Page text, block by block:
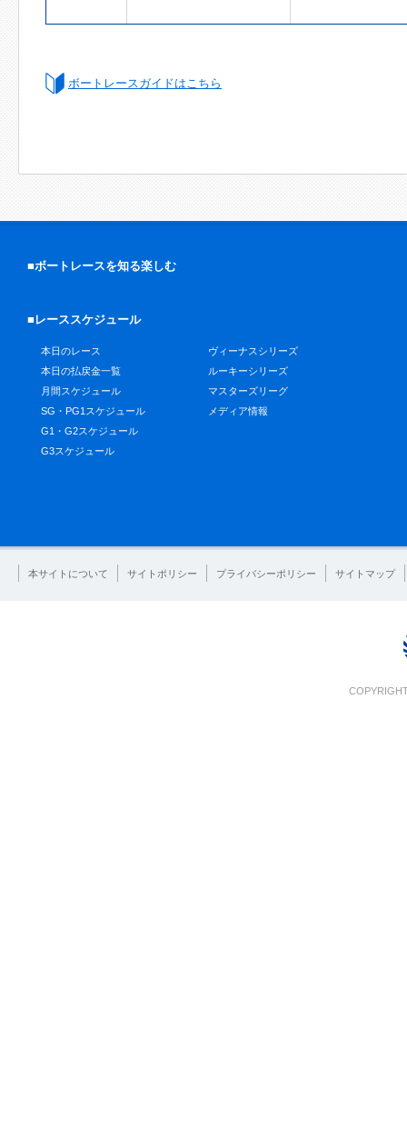
ボートレースガイドはこちら
■ボートレースを知る楽しむ
■レーススケジュール
本日のレース
本日の払戻金一覧
月間スケジュール
SG・PG1スケジュール
G1・G2スケジュール
G3スケジュール
ヴィーナスシリーズ
ルーキーシリーズ
マスターズリーグ
メディア情報
本サイトについて サイトポリシー プライバシーポリシー サイトマップ